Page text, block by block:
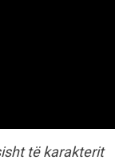
të karakterit